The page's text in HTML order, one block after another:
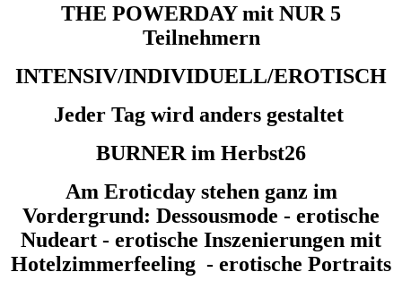
THE POWERDAY mit NUR 5
Teilnehmern
INTENSIV/INDIVIDUELL/EROTISCH
Jeder Tag wird anders gestaltet
BURNER im Herbst26
Am Eroticday stehen ganz im
Vordergrund: Dessousmode - erotische
Nudeart - erotische Inszenierungen mit
Hotelzimmerfeeling - erotische Portraits